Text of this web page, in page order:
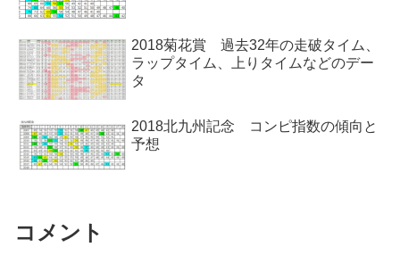
2018菊花賞 過去32年の走破タイム、
ラップタイム、上りタイムなどのデー
タ
2018北九州記念 コンピ指数の傾向と
予想
コメント